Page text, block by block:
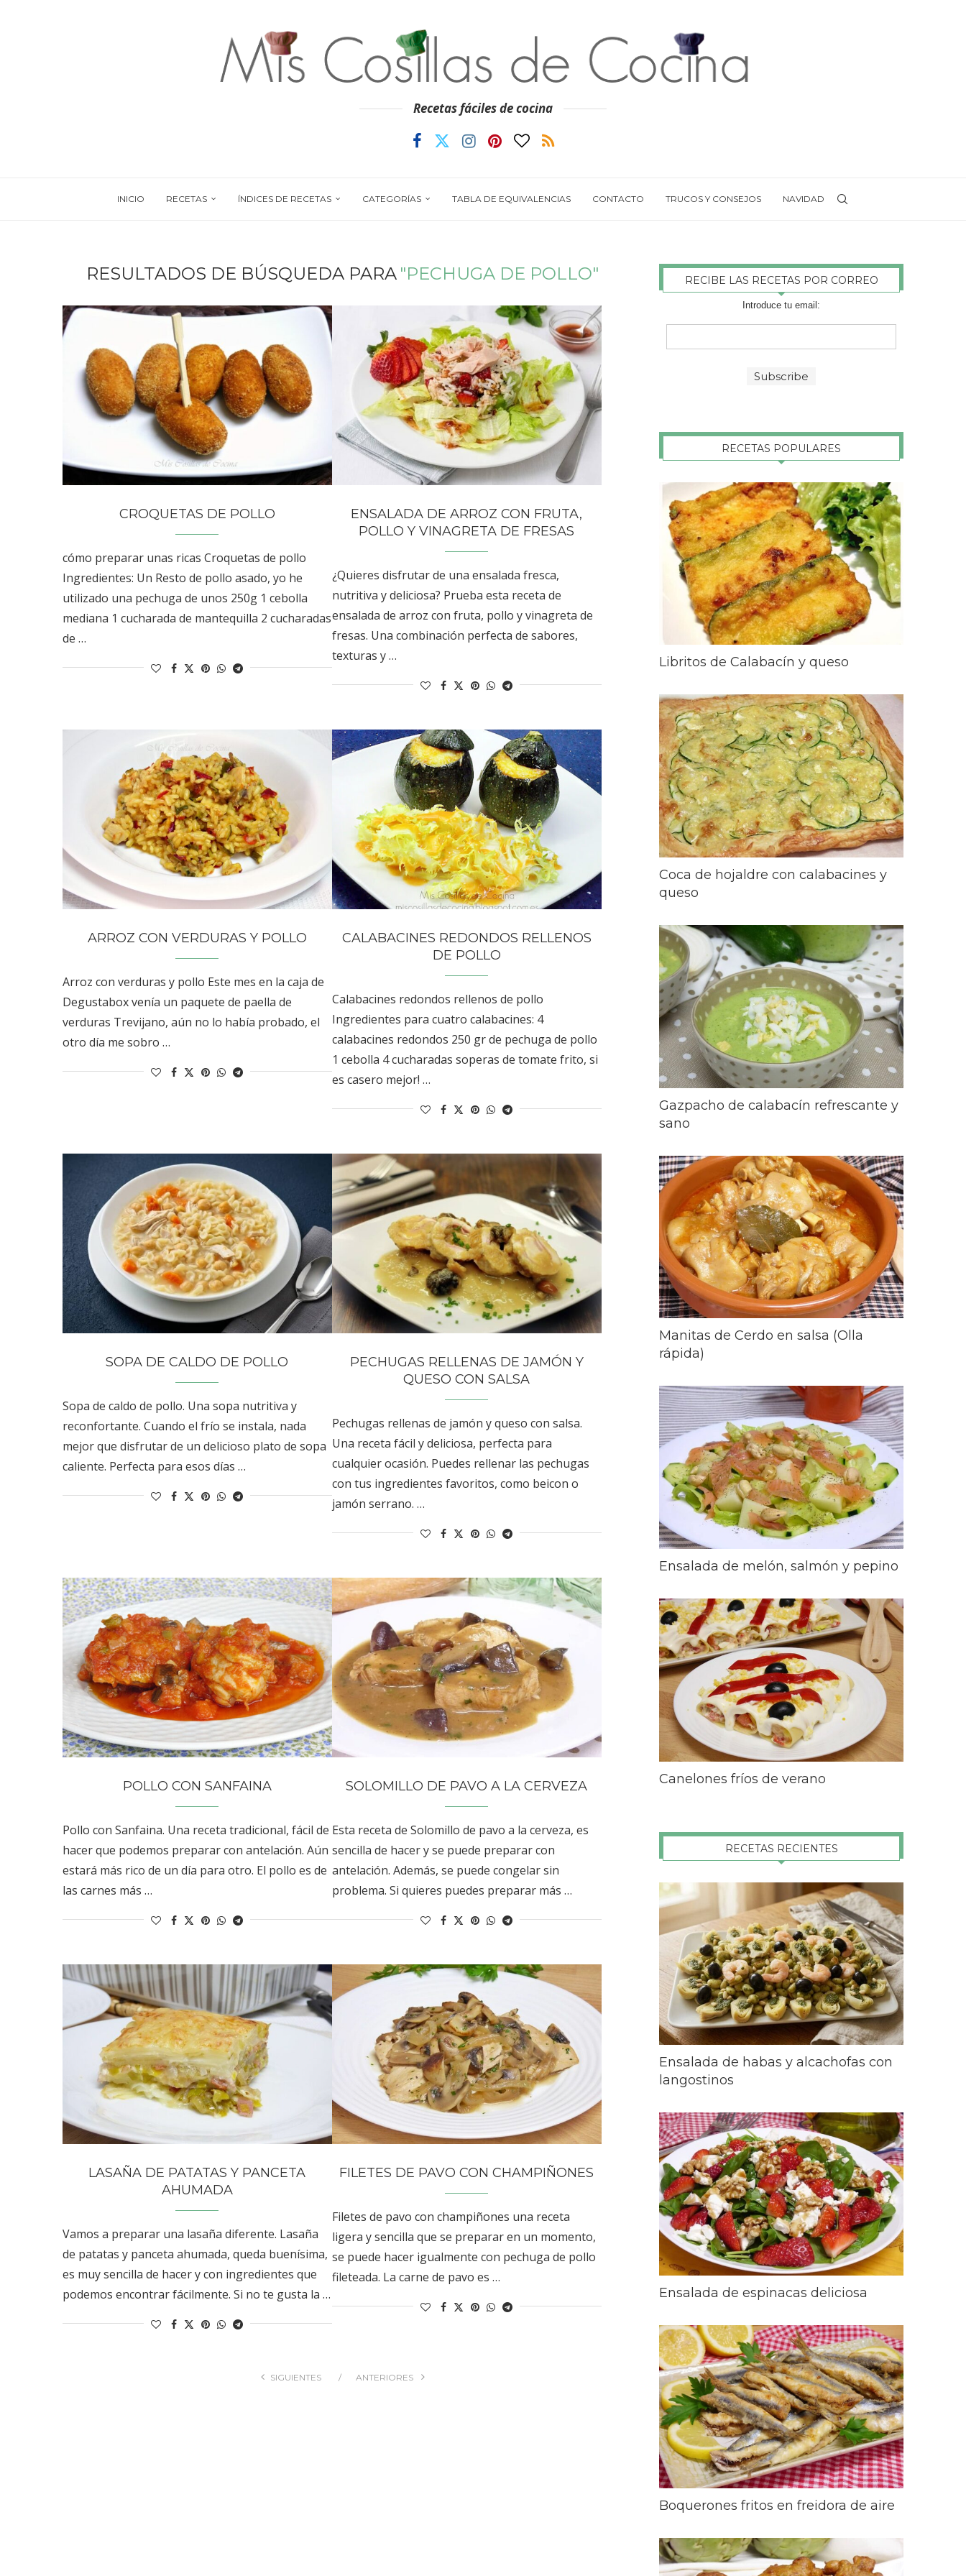
Recetas fáciles de cocina
INICIO RECETAS ÍNDICES DE RECETAS CATEGORÍAS TABLA DE EQUIVALENCIAS CONTACTO TRUCOS Y CONSEJOS NAVIDAD
RESULTADOS DE BÚSQUEDA PARA "PECHUGA DE POLLO"
CROQUETAS DE POLLO
cómo preparar unas ricas Croquetas de pollo
Ingredientes: Un Resto de pollo asado, yo he
utilizado una pechuga de unos 250g 1 cebolla
mediana 1 cucharada de mantequilla 2 cucharadas
de …
ENSALADA DE ARROZ CON FRUTA,
POLLO Y VINAGRETA DE FRESAS
¿Quieres disfrutar de una ensalada fresca,
nutritiva y deliciosa? Prueba esta receta de
ensalada de arroz con fruta, pollo y vinagreta de
fresas. Una combinación perfecta de sabores,
texturas y …
ARROZ CON VERDURAS Y POLLO
Arroz con verduras y pollo Este mes en la caja de
Degustabox venía un paquete de paella de
verduras Trevijano, aún no lo había probado, el
otro día me sobro …
CALABACINES REDONDOS RELLENOS
DE POLLO
Calabacines redondos rellenos de pollo
Ingredientes para cuatro calabacines: 4
calabacines redondos 250 gr de pechuga de pollo
1 cebolla 4 cucharadas soperas de tomate frito, si
es casero mejor! …
SOPA DE CALDO DE POLLO
Sopa de caldo de pollo. Una sopa nutritiva y
reconfortante. Cuando el frío se instala, nada
mejor que disfrutar de un delicioso plato de sopa
caliente. Perfecta para esos días …
PECHUGAS RELLENAS DE JAMÓN Y
QUESO CON SALSA
Pechugas rellenas de jamón y queso con salsa.
Una receta fácil y deliciosa, perfecta para
cualquier ocasión. Puedes rellenar las pechugas
con tus ingredientes favoritos, como beicon o
jamón serrano. …
POLLO CON SANFAINA
Pollo con Sanfaina. Una receta tradicional, fácil de
hacer que podemos preparar con antelación. Aún
estará más rico de un día para otro. El pollo es de
las carnes más …
SOLOMILLO DE PAVO A LA CERVEZA
Esta receta de Solomillo de pavo a la cerveza, es
sencilla de hacer y se puede preparar con
antelación. Además, se puede congelar sin
problema. Si quieres puedes preparar más …
LASAÑA DE PATATAS Y PANCETA
AHUMADA
Vamos a preparar una lasaña diferente. Lasaña
de patatas y panceta ahumada, queda buenísima,
es muy sencilla de hacer y con ingredientes que
podemos encontrar fácilmente. Si no te gusta la …
FILETES DE PAVO CON CHAMPIÑONES
Filetes de pavo con champiñones una receta
ligera y sencilla que se preparar en un momento,
se puede hacer igualmente con pechuga de pollo
fileteada. La carne de pavo es …
SIGUIENTES ANTERIORES
RECIBE LAS RECETAS POR CORREO
Introduce tu email:
RECETAS POPULARES
Libritos de Calabacín y queso
Coca de hojaldre con calabacines y
queso
Gazpacho de calabacín refrescante y
sano
Manitas de Cerdo en salsa (Olla
rápida)
Ensalada de melón, salmón y pepino
Canelones fríos de verano
RECETAS RECIENTES
Ensalada de habas y alcachofas con
langostinos
Ensalada de espinacas deliciosa
Boquerones fritos en freidora de aire